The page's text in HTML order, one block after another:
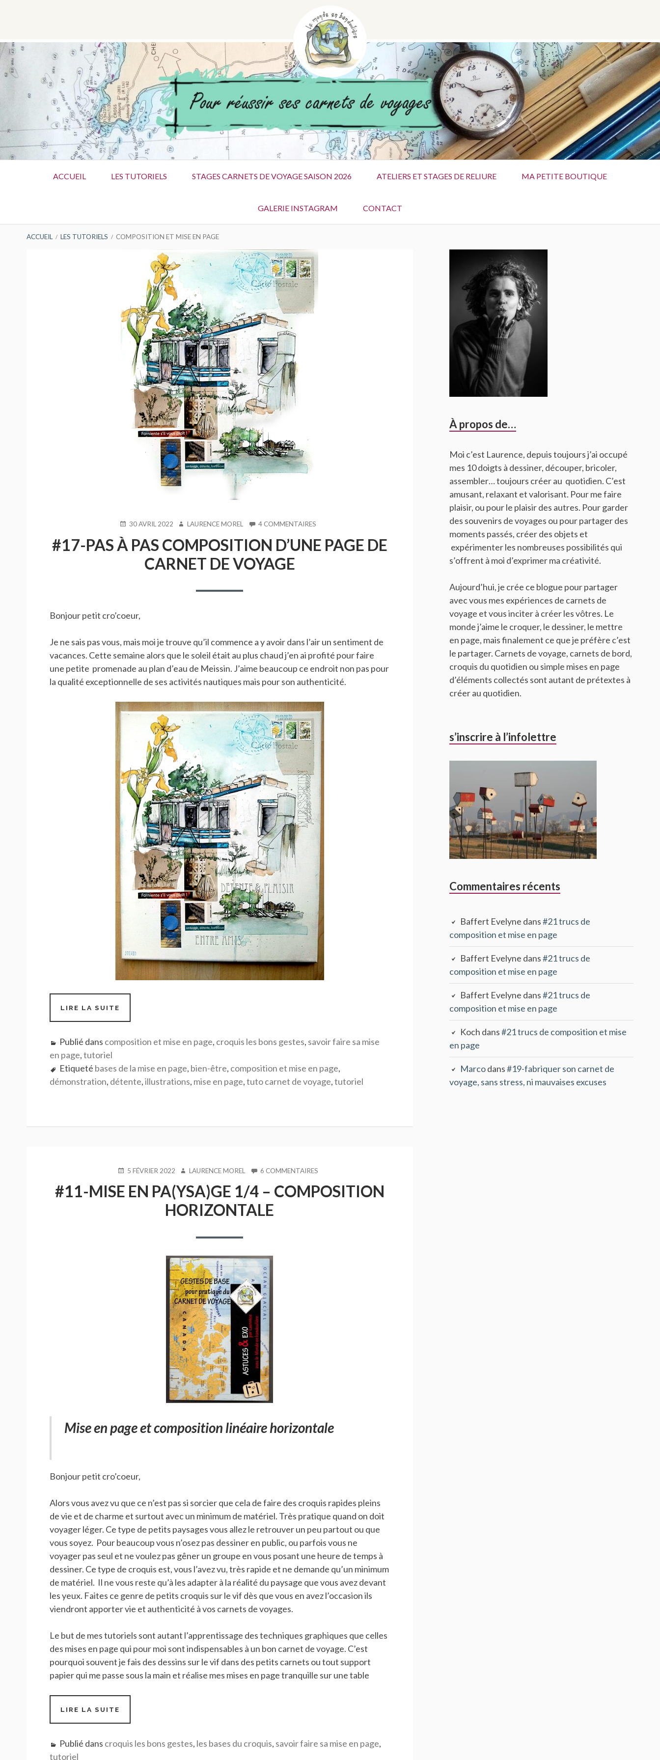
ÉTIQUETTE :COMPOSITION ET MISE EN PAGE
ACCUEIL LES TUTORIELS STAGES CARNETS DE VOYAGE SAISON 2026 ATELIERS ET STAGES DE RELIURE MA PETITE BOUTIQUE
GALERIE INSTAGRAM CONTACT
FIL
ACCUEIL LES TUTORIELS COMPOSITION ET MISE EN PAGE
PUBLIÉ
30 AVRIL 2022 AUTEUR
LAURENCE MOREL 4 COMMENTAIRESSUR
PAS
À
#17-PAS À PAS COMPOSITION D’UNE PAGE DE
CARNET DE VOYAGE
Bonjour petit cro’coeur,
Je ne sais pas vous, mais moi je trouve qu’il commence a y avoir dans l’air un sentiment de
vacances. Cette semaine alors que le soleil était au plus chaud j’en ai profité pour faire
une petite promenade au plan d’eau de Meissin. J’aime beaucoup ce endroit non pas pour
la qualité exceptionnelle de ses activités nautiques mais pour son authenticité.
LIRE LA SUITE
COMPOSITION
PAGE
CARNET
Publié dans composition et mise en page, croquis les bons gestes, savoir faire sa mise
en page,tutoriel
Etiqueté bases de la mise en page, bien-être, composition et mise en page,
démonstration, détente,illustrations, mise en page,tuto carnet de voyage,tutoriel
PUBLIÉ5 FÉVRIER 2022 AUTEUR
LAURENCE MOREL 6 COMMENTAIRESSUR
MISE
EN
#11-MISE EN PA(YSA)GE 1/4 – COMPOSITION
HORIZONTALE
Mise en page et composition linéaire horizontale
Bonjour petit cro’coeur,
Alors vous avez vu que ce n’est pas si sorcier que cela de faire des croquis rapides pleins
de vie et de charme et surtout avec un minimum de matériel. Très pratique quand on doit
voyager léger. Ce type de petits paysages vous allez le retrouver un peu partout ou que
vous soyez. Pour beaucoup vous n’osez pas dessiner en public, ou parfois vous ne
voyager pas seul et ne voulez pas gêner un groupe en vous posant une heure de temps à
dessiner. Ce type de croquis est, vous l’avez vu, très rapide et ne demande qu’un minimum
de matériel. Il ne vous reste qu’à les adapter à la réalité du paysage que vous avez devant
les yeux. Faites ce genre de petits croquis sur le vif dès que vous en avez l’occasion ils
viendront apporter vie et authenticité à vos carnets de voyages.
Le but de mes tutoriels sont autant l’apprentissage des techniques graphiques que celles
des mises en page qui pour moi sont indispensables à un bon carnet de voyage. C’est
pourquoi souvent je fais des dessins sur le vif dans des petits carnets ou tout support
papier qui me passe sous la main et réalise mes mises en page tranquille sur une table
LIRE LA SUITE
1/4
Publié dans croquis les bons gestes, les bases du croquis, savoir faire sa mise en page,
tutoriel
latérale
principale
À propos de…
Moi c’est Laurence, depuis toujours j’ai occupé
mes 10 doigts à dessiner, découper, bricoler,
assembler… toujours créer au quotidien. C’est
amusant, relaxant et valorisant. Pour me faire
plaisir, ou pour le plaisir des autres. Pour garder
des souvenirs de voyages ou pour partager des
moments passés, créer des objets et
expérimenter les nombreuses possibilités qui
s’offrent à moi d’exprimer ma créativité.
Aujourd’hui, je crée ce blogue pour partager
avec vous mes expériences de carnets de
voyage et vous inciter à créer les vôtres. Le
monde j’aime le croquer, le dessiner, le mettre
en page, mais finalement ce que je préfère c’est
le partager. Carnets de voyage, carnets de bord,
croquis du quotidien ou simple mises en page
d’éléments collectés sont autant de prétextes à
créer au quotidien.
s’inscrire à l’infolettre
Commentaires récents
Baffert Evelyne dans#21 trucs de
composition et mise en page
Baffert Evelyne dans#21 trucs de
composition et mise en page
Baffert Evelyne dans#21 trucs de
composition et mise en page
Koch dans#21 trucs de composition et mise
en page
Marcodans#19-fabriquer son carnet de
voyage, sans stress, ni mauvaises excuses